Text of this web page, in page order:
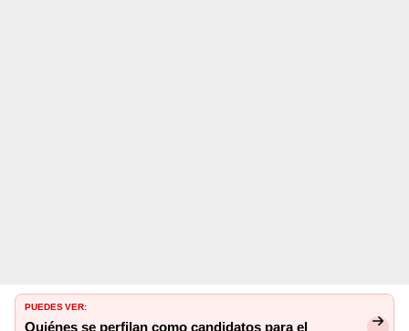
PUEDES VER:
Quiénes se perfilan como candidatos para el